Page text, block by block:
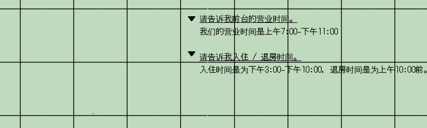
▼
▼
请告诉我前台的营业时间。
我们的营业时间是上午7:00-下午11:00
请告诉我入住 / 退房时间。
入住时间是为下午3:00-下午10:00，退房时间是为上午10:00前。